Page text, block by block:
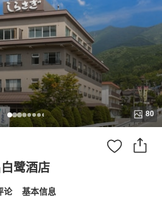
80
鹭酒店
论 基本信息